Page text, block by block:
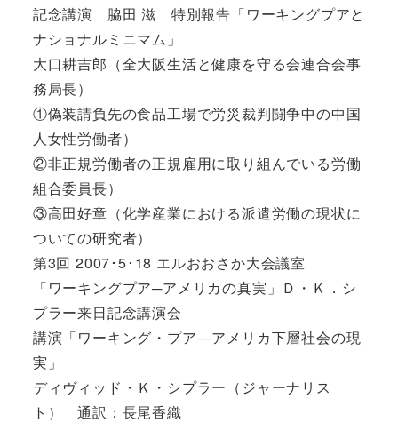
記念講演 脇田 滋 特別報告「ワーキングプアと
ナショナルミニマム」
大口耕吉郎（全大阪生活と健康を守る会連合会事
務局長）
①偽装請負先の食品工場で労災裁判闘争中の中国
人女性労働者）
②非正規労働者の正規雇用に取り組んでいる労働
組合委員長）
③高田好章（化学産業における派遣労働の現状に
ついての研究者）
第3回 2007･5･18 エルおおさか大会議室
「ワーキングプア─アメリカの真実」Ｄ・Ｋ．シ
プラー来日記念講演会
講演「ワーキング・プア―アメリカ下層社会の現
実」
ディヴィッド・Ｋ・シプラー（ジャーナリス
ト） 通訳：長尾香織